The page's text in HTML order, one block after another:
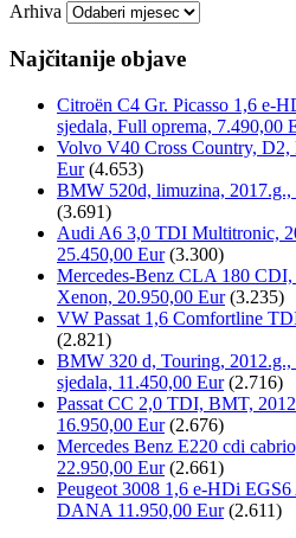
Arhiva
Najčitanije objave
Citroën C4 Gr. Picasso 1,6 e-
sjedala, Full oprema, 7.490,00
Volvo V40 Cross Country,
Eur (4.653)
BMW 520d, limuzina, 2017.g.,
(3.691)
Audi A6 3,0 TDI Multitronic,
25.450,00 Eur (3.300)
Mercedes-Benz CLA 180
Xenon, 20.950,00 Eur (3.235)
VW Passat 1,6 Comfortline
(2.821)
BMW 320 d, Touring, 2012.g.,
sjedala, 11.450,00 Eur (2.716)
Passat CC 2,0 TDI, BMT,
16.950,00 Eur (2.676)
Mercedes Benz E220 cdi
22.950,00 Eur (2.661)
Peugeot 3008 1,6 e-HDi
DANA 11.950,00 Eur (2.611)